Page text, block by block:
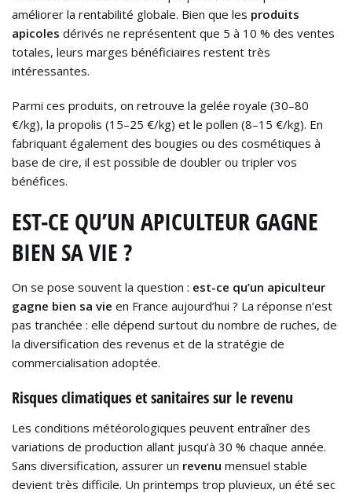
améliorer la rentabilité globale. Bien que les produits
apicoles dérivés ne représentent que 5 à 10 % des ventes
totales, leurs marges bénéficiaires restent très
intéressantes.
Parmi ces produits, on retrouve la gelée royale (30–80
€/kg), la propolis (15–25 €/kg) et le pollen (8–15 €/kg). En
fabriquant également des bougies ou des cosmétiques à
base de cire, il est possible de doubler ou tripler vos
bénéfices.
EST-CE QU’UN APICULTEUR GAGNE
BIEN SA VIE ?
On se pose souvent la question : est-ce qu’un apiculteur
gagne bien sa vie en France aujourd’hui ? La réponse n’est
pas tranchée : elle dépend surtout du nombre de ruches, de
la diversification des revenus et de la stratégie de
commercialisation adoptée.
Risques climatiques et sanitaires sur le revenu
Les conditions météorologiques peuvent entraîner des
variations de production allant jusqu’à 30 % chaque année.
Sans diversification, assurer un revenu mensuel stable
devient très difficile. Un printemps trop pluvieux, un été sec